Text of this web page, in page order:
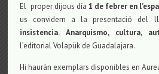
El proper dijous día 1 de febrer en
us convidem a la presentació del
insistencia. Anarquismo, cultura,
l’editorial Volapük de Guadalajara.
Hi hauràn exemplars disponibles en